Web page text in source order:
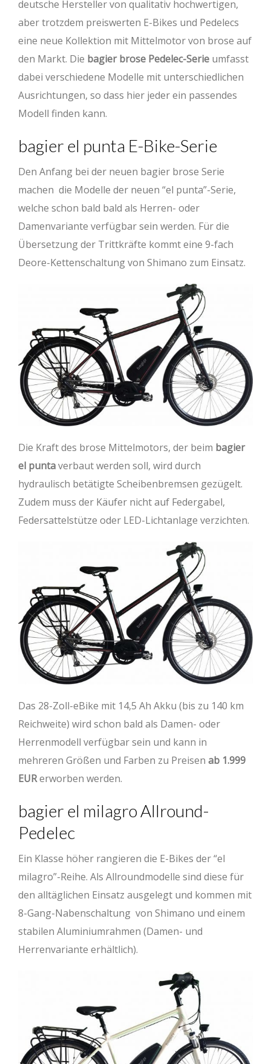
deutsche Hersteller von qualitativ hochwertigen,
aber trotzdem preiswerten E-Bikes und Pedelecs
eine neue Kollektion mit Mittelmotor von brose auf
den Markt. Die bagier brose Pedelec-Serie umfasst
dabei verschiedene Modelle mit unterschiedlichen
Ausrichtungen, so dass hier jeder ein passendes
Modell finden kann.
bagier el punta E-Bike-Serie
Den Anfang bei der neuen bagier brose Serie
machen die Modelle der neuen “el punta”-Serie,
welche schon bald bald als Herren- oder
Damenvariante verfügbar sein werden. Für die
Übersetzung der Trittkräfte kommt eine 9-fach
Deore-Kettenschaltung von Shimano zum Einsatz.
Die Kraft des brose Mittelmotors, der beim bagier
el puntaverbaut werden soll, wird durch
hydraulisch betätigte Scheibenbremsen gezügelt.
Zudem muss der Käufer nicht auf Federgabel,
Federsattelstütze oder LED-Lichtanlage verzichten.
Das 28-Zoll-eBike mit 14,5 Ah Akku (bis zu 140 km
Reichweite) wird schon bald als Damen- oder
Herrenmodell verfügbar sein und kann in
mehreren Größen und Farben zu Preisen ab 1.999
EURerworben werden.
bagier el milagro Allround-
Pedelec
Ein Klasse höher rangieren die E-Bikes der “el
milagro”-Reihe. Als Allroundmodelle sind diese für
den alltäglichen Einsatz ausgelegt und kommen mit
8-Gang-Nabenschaltung von Shimano und einem
stabilen Aluminiumrahmen (Damen- und
Herrenvariante erhältlich).